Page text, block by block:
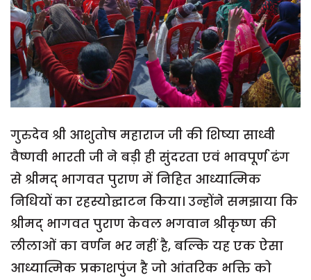
गुरुदेव श्री आशुतोष महाराज जी की शिष्या साध्वी
वैष्णवी भारती जी ने बड़ी ही सुंदरता एवं भावपूर्ण ढंग
से श्रीमद् भागवत पुराण में निहित आध्यात्मिक
निधियों का रहस्योद्घाटन किया। उन्होंने समझाया कि
श्रीमद् भागवत पुराण केवल भगवान श्रीकृष्ण की
लीलाओं का वर्णन भर नहीं है, बल्कि यह एक ऐसा
आध्यात्मिक प्रकाशपुंज है जो आंतरिक भक्ति को